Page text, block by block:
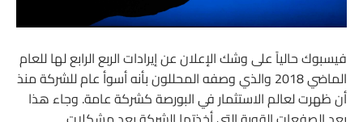
فيسبوك حالياً على وشك الإعلان عن إيرادات الربع الرابع لها للعام
الماضي 2018 والذي وصفه المحللون بأنه أسوأ عام للشركة منذ
أن ظهرت لعالم الاستثمار في البورصة كشركة عامة. وجاء هذا